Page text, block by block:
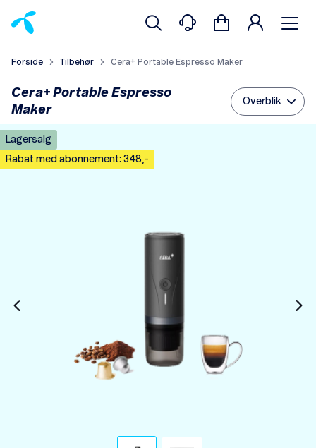
Forside Tilbehør Cera+ Portable Espresso Maker
Cera+ Portable Espresso
Maker
Overblik
Lagersalg
Rabat med abonnement: 348,-